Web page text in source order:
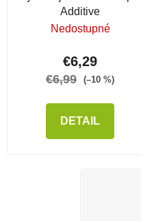
Additive
Nedostupné
€6,29
€6,99 (–10 %)
DETAIL